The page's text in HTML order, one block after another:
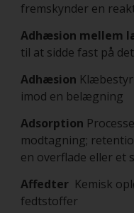
fremskynder en
Adhæsion mellem
til at sidde fast på
Adhæsion
imod en belægning
Adsorption
modtagning;
en overflade eller et
Affedter Kemisk
fedtstoffer